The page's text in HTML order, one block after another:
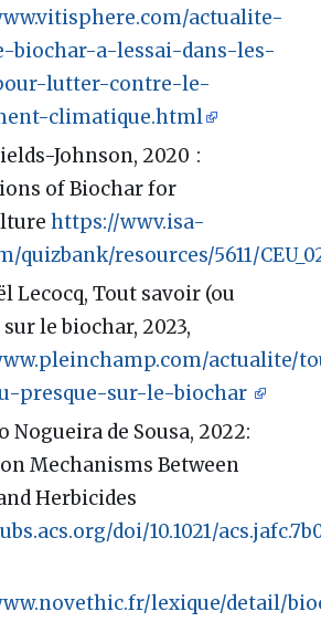
actualite-
biochar-a-lessai-dans-les-
lutter-contre-le-
climatique.html
Johnson, 2020 :
of Biochar for
https://wwv.isa-
quizbank/resources/5611/
Lecocq, Tout savoir (ou
le biochar, 2023,
actualite/
presque-sur-le-biochar
Nogueira de Sousa, 2022:
Mechanisms Between
Herbicides
doi/10.1021/
lexique/detail/